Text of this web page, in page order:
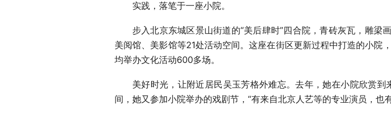
实践，落笔于一座小院。
步入北京东城区景山街道的“美后肆时”四合院，青砖灰瓦，雕梁
美阅馆、美影馆等21处活动空间。这座在街区更新过程中打造的小院
均举办文化活动600多场。
美好时光，让附近居民吴玉芳格外难忘。去年，她在小院欣赏
间，她又参加小院举办的戏剧节，“有来自北京人艺等的专业演员，也